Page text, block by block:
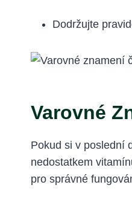
Dodržujte
Varovné
Pokud si v poslední
nedostatkem
pro správné